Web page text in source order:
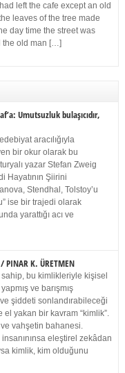
left the cafe except an old
leaves of the tree made
day time the street was
the old man […]
Umutsuzluk bulaşıcıdır,
aracılığıyla
bir okur olarak bu
yazar Stefan Zweig
Hayatının Şiirini
Stendhal, Tolstoy’u
ise bir trajedi olarak
yarattığı acı ve
K. ÜRETMEN
bu kimlikleriyle kişisel
ve barışmış
şiddeti sonlandırabileceği
el yakan bir kavram “kimlik”.
vahşetin bahanesi.
eleştirel zekâdan
kimlik, kim olduğunu